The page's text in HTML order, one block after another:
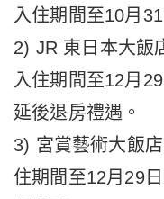
入住期間至10月
2) JR 東日本大飯
入住期間至12月
延後退房禮遇。
3) 宮賞藝術大飯
住期間至12月29